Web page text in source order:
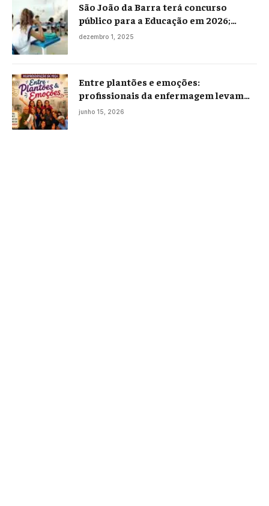
São João da Barra terá concurso
público para a Educação em 2026;
projeto já está na Câmara
dezembro 1, 2025
Entre plantões e emoções:
profissionais da enfermagem levam
histórias reais ao palco em Campos
junho 15, 2026